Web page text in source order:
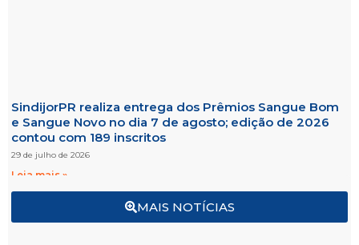
MAIS NOTÍCIAS
SindijorPR realiza entrega dos Prêmios Sangue Bom
e Sangue Novo no dia 7 de agosto; edição de 2026
contou com 189 inscritos
29 de julho de 2026
Leia mais »